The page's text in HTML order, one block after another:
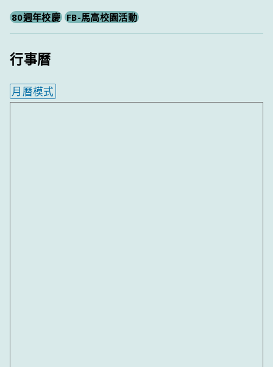
80週年校慶 FB-馬高校園活動
行事曆
月曆模式